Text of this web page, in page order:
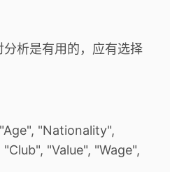
析是有用的，应有选择
"Nationality",
"Value", "Wage",